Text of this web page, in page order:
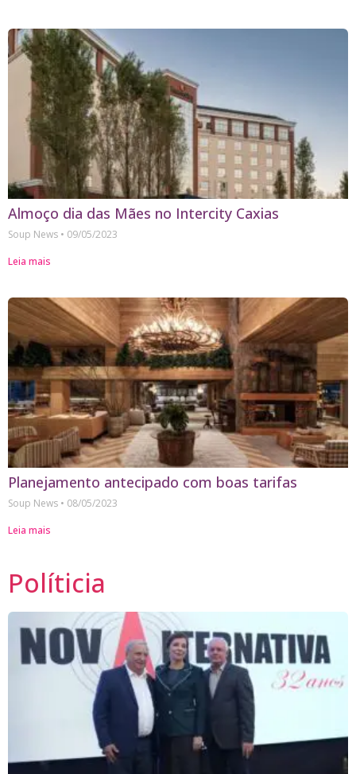
Almoço dia das Mães no Intercity Caxias
Soup News
09/05/2023
Leia mais
Planejamento antecipado com boas tarifas
Soup News
08/05/2023
Leia mais
Políticia